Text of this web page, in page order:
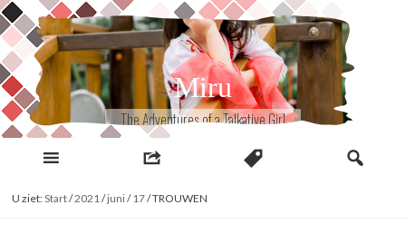
Naar
inhoud
Miru
The Adventures of a Talkative Girl
U ziet:Start/2021/juni/17/TROUWEN